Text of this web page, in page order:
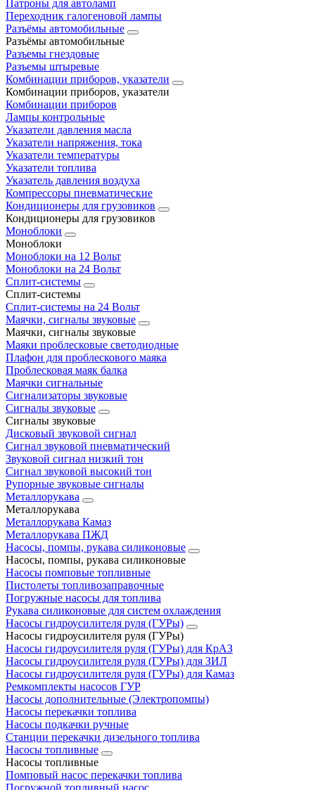
Патроны для автоламп
Переходник галогеновой лампы
Разъёмы автомобильные
Разъёмы автомобильные
Разъемы гнездовые
Разъемы штыревые
Комбинации приборов, указатели
Комбинации приборов, указатели
Комбинации приборов
Лампы контрольные
Указатели давления масла
Указатели напряжения, тока
Указатели температуры
Указатели топлива
Указатель давления воздуха
Компрессоры пневматические
Кондиционеры для грузовиков
Кондиционеры для грузовиков
Моноблоки
Моноблоки
Моноблоки на 12 Вольт
Моноблоки на 24 Вольт
Сплит-системы
Сплит-системы
Сплит‑системы на 24 Вольт
Маячки, сигналы звуковые
Маячки, сигналы звуковые
Маяки проблесковые светодиодные
Плафон для проблескового маяка
Проблесковая маяк балка
Маячки сигнальные
Сигнализаторы звуковые
Сигналы звуковые
Сигналы звуковые
Дисковый звуковой сигнал
Сигнал звуковой пневматический
Звуковой сигнал низкий тон
Сигнал звуковой высокий тон
Рупорные звуковые сигналы
Металлорукава
Металлорукава
Металлорукава Камаз
Металлорукава ПЖД
Насосы, помпы, рукава силиконовые
Насосы, помпы, рукава силиконовые
Насосы помповые топливные
Пистолеты топливозаправочные
Погружные насосы для топлива
Рукава силиконовые для систем охлаждения
Насосы гидроусилителя руля (ГУРы)
Насосы гидроусилителя руля (ГУРы)
Насосы гидроусилителя руля (ГУРы) для КрАЗ
Насосы гидроусилителя руля (ГУРы) для ЗИЛ
Насосы гидроусилителя руля (ГУРы) для Камаз
Ремкомплекты насосов ГУР
Насосы дополнительные (Электропомпы)
Насосы перекачки топлива
Насосы подкачки ручные
Станции перекачки дизельного топлива
Насосы топливные
Насосы топливные
Помповый насос перекачки топлива